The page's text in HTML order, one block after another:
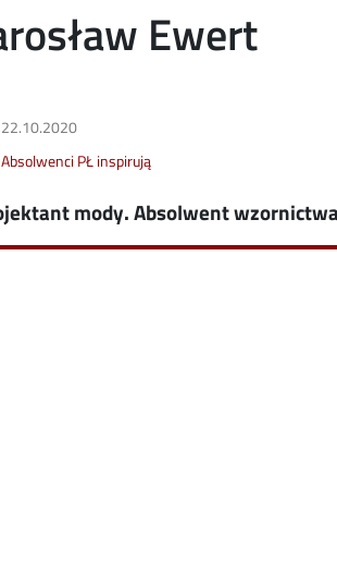
Ewert
Data dodania
22.10.2020
Kategorie aktualności
Absolwenci PŁ inspirują
mody. Absolwent